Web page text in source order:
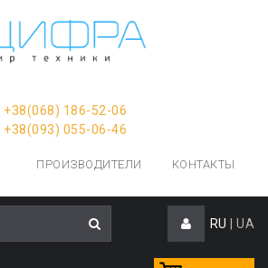
+38(068) 186-52-06
+38(093) 055-06-46
ПРОИЗВОДИТЕЛИ КОНТАКТЫ
RU UA